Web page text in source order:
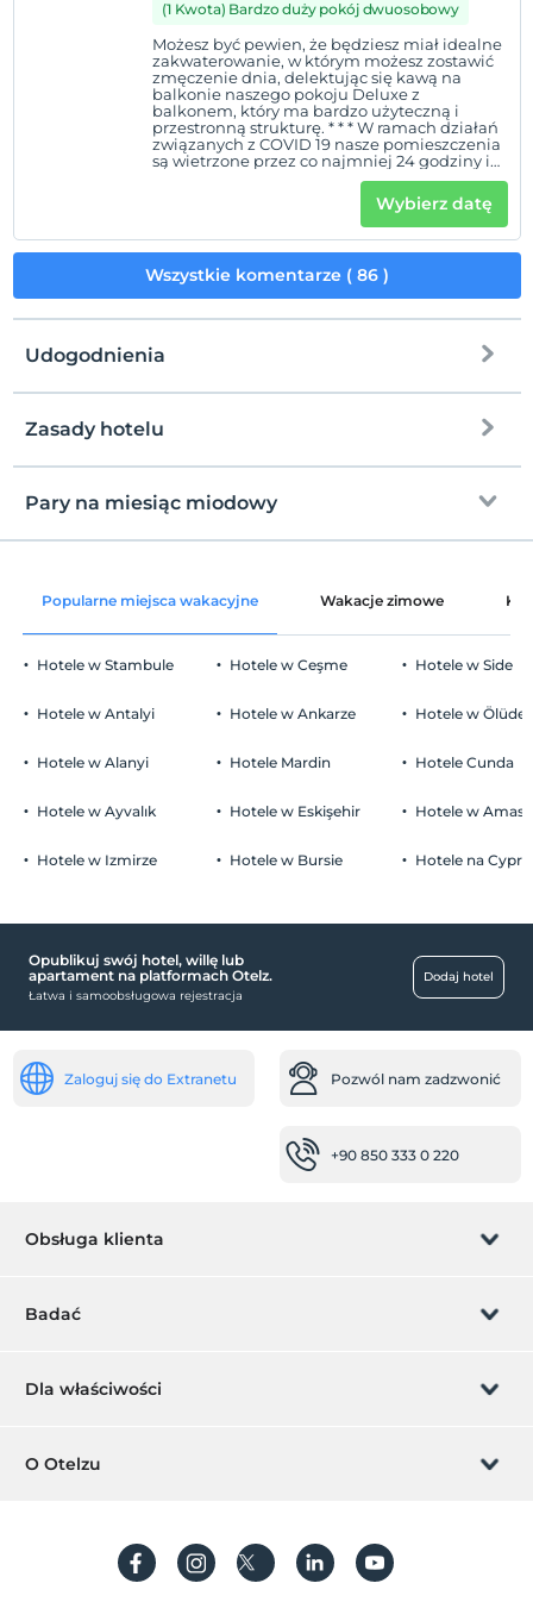
(1 Kwota) Bardzo duży pokój dwuosobowy
Możesz być pewien, że będziesz miał idealne
zakwaterowanie, w którym możesz zostawić
zmęczenie dnia, delektując się kawą na
balkonie naszego pokoju Deluxe z
balkonem, który ma bardzo użyteczną i
przestronną strukturę. * * * W ramach działań
związanych z COVID 19 nasze pomieszczenia
są wietrzone przez co najmniej 24 godziny i
Wybierz datę
Wszystkie komentarze ( 86 )
Udogodnienia
wolny wifi
parking (poza obiektem)
Kliknij, aby zobaczyć uwagi specjalne.
Rampa dla niepełnosprawnych
zdrowie
Łatwy dojazd do szpitala (15 minut)
Transfer lotniskowy (płatny)
klimatyzacja
kserokopia
Zasady hotelu
Zameldować się
Po 14:00
Wymeldować się
Zwierzęta
Dzieci)
Nie ma polityki dotyczącej bezpłatnych dzieci
Pary na miesiąc miodowy
dekoracja pokoju
Ozdoba z płatkami róż
Popularne miejsca wakacyjne Wakacje zimowe
Hotele w Stambule
Hotele w Antalyi
Hotele w Alanyi
Hotele w Ayvalık
Hotele w Izmirze
Hotele w Ceşme
Hotele w Ankarze
Hotele Mardin
Hotele w Eskişehir
Hotele w Bursie
Hotele w Side
Hotele w
Hotele Cunda
Hotele w
Hotele na
Opublikuj swój hotel, willę lub
apartament na platformach Otelz.
Łatwa i samoobsługowa rejestracja
Dodaj hotel
Zaloguj się do Extranetu Pozwól nam zadzwonić
+90 850 333 0 220
Obsługa klienta
Zarządzanie rezerwacją
Często Zadawane Pytania
Badać
Karta podarunkowa
Utwórz konto
Dla właściwości
Dodaj swój hotel
O Otelzu